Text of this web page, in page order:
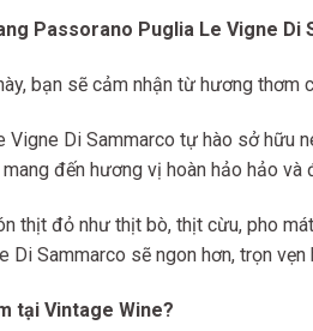
Passorano Puglia Le Vigne Di
bạn sẽ cảm nhận từ hương
Vigne Di Sammarco tự hào sở
đến hương vị hoàn hảo hảo và
thịt đỏ như thịt bò, thịt cừu, pho
Sammarco sẽ ngon hơn, trọn vẹn
tại Vintage Wine?